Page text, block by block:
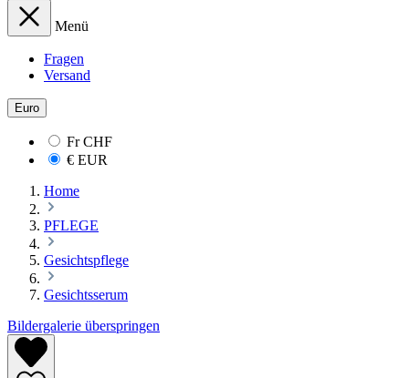
Menü
Fragen
Versand
Euro
FrCHF
€ EUR
Home
PFLEGE
Gesichtspflege
Gesichtsserum
Bildergalerie überspringen